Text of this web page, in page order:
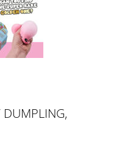
DUMPLING,